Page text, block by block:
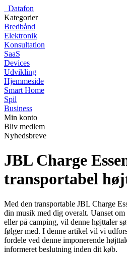
Datafon
Kategorier
Bredbånd
Elektronik
Konsultation
SaaS
Devices
Udvikling
Hjemmeside
Smart Home
Spil
Business
Min konto
Bliv medlem
Nyhedsbreve
JBL Charge
transportabel
Med den transportable JBL Charge
din musik med dig overalt. Uanset om
eller på camping, vil denne højttaler
følger med. I denne artikel vil vi
fordele ved denne imponerende
informeret beslutning inden dit køb.